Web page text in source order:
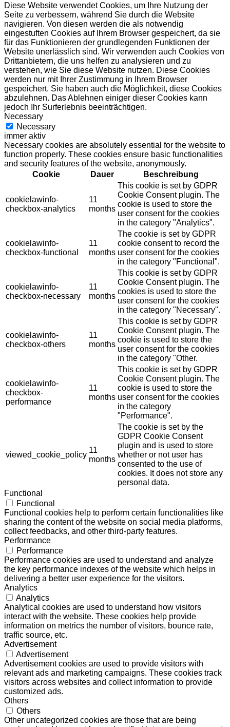
Diese Website verwendet Cookies, um Ihre Nutzung der
Seite zu verbessern, während Sie durch die Website
navigieren. Von diesen werden die als notwendig
eingestuften Cookies auf Ihrem Browser gespeichert, da sie
für das Funktionieren der grundlegenden Funktionen der
Website unerlässlich sind. Wir verwenden auch Cookies von
Drittanbietern, die uns helfen zu analysieren und zu
verstehen, wie Sie diese Website nutzen. Diese Cookies
werden nur mit Ihrer Zustimmung in Ihrem Browser
gespeichert. Sie haben auch die Möglichkeit, diese Cookies
abzulehnen. Das Ablehnen einiger dieser Cookies kann
jedoch Ihr Surferlebnis beeinträchtigen.
Necessary
Necessary
immer aktiv
Necessary cookies are absolutely essential for the website to
function properly. These cookies ensure basic functionalities
and security features of the website, anonymously.
Cookie
Dauer Beschreibung
cookielawinfo-
checkbox-analytics
11
months
This cookie is set by GDPR
Cookie Consent plugin. The
cookie is used to store the
user consent for the cookies
in the category "Analytics".
cookielawinfo-
checkbox-functional
11
months
The cookie is set by GDPR
cookie consent to record the
user consent for the cookies
in the category "Functional".
cookielawinfo-
checkbox-necessary
11
months
This cookie is set by GDPR
Cookie Consent plugin. The
cookies is used to store the
user consent for the cookies
in the category "Necessary".
cookielawinfo-
checkbox-others
11
months
This cookie is set by GDPR
Cookie Consent plugin. The
cookie is used to store the
user consent for the cookies
in the category "Other.
cookielawinfo-
checkbox-
performance
11
months
This cookie is set by GDPR
Cookie Consent plugin. The
cookie is used to store the
user consent for the cookies
in the category
"Performance".
viewed_cookie_policy
11
months
The cookie is set by the
GDPR Cookie Consent
plugin and is used to store
whether or not user has
consented to the use of
cookies. It does not store any
personal data.
Functional
Functional
Functional cookies help to perform certain functionalities like
sharing the content of the website on social media platforms,
collect feedbacks, and other third-party features.
Performance
Performance
Performance cookies are used to understand and analyze
the key performance indexes of the website which helps in
delivering a better user experience for the visitors.
Analytics
Analytics
Analytical cookies are used to understand how visitors
interact with the website. These cookies help provide
information on metrics the number of visitors, bounce rate,
traffic source, etc.
Advertisement
Advertisement
Advertisement cookies are used to provide visitors with
relevant ads and marketing campaigns. These cookies track
visitors across websites and collect information to provide
customized ads.
Others
Others
Other uncategorized cookies are those that are being